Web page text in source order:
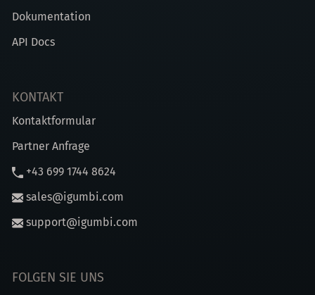
Dokumentation
API Docs
KONTAKT
Kontaktformular
Partner Anfrage
+43 699 1744 8624
sales@igumbi.com
support@igumbi.com
FOLGEN SIE UNS